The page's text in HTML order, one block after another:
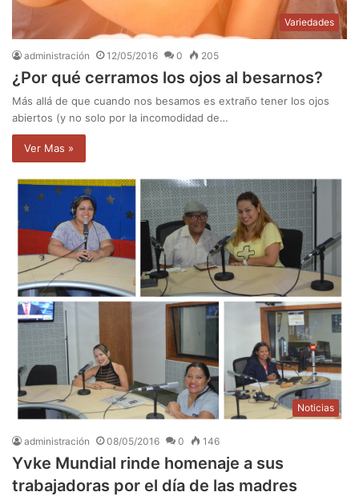
Variedades
administración 12/05/2016 0 205
¿Por qué cerramos los ojos al besarnos?
Más allá de que cuando nos besamos es extraño tener los ojos
abiertos (y no solo por la incomodidad de…
Ver Mas »
Noticias
administración 08/05/2016 0 146
Yvke Mundial rinde homenaje a sus
trabajadoras por el día de las madres